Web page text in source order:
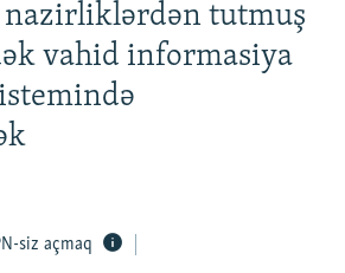
nazirliklərdən tutmuş
vahid informasiya
siz açmaq